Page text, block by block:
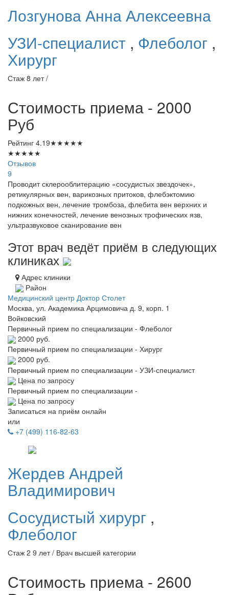
ЛозгуноваАнна Алексеевна
УЗИ-специалист , Флеболог ,
Хирург
Стаж 8 лет /
Стоимость приема - 2000
Руб
Рейтинг 4.19★★★★★
★★★★★
Отзывов
9
Проводит склерооблитерацию «сосудистых звездочек»,
ретикулярных вен, варикозных притоков, флебэктомию
подкожных вен, лечение тромбоза, флебита вен верхних и
нижних конечностей, лечение венозных трофических язв,
ультразвуковое сканирование вен
Этот врач ведёт приём в следующих
клиниках
Адрес клиники
Район
Медицинский центр Доктор Столет
Москва, ул. Академика Арцимовича д. 9, корп. 1
Войковский
Первичный прием по специализации - Флеболог
2000 руб.
Первичный прием по специализации - Хирург
2000 руб.
Первичный прием по специализации - УЗИ-специалист
Цена по запросу
Первичный прием по специализации -
Цена по запросу
Записаться на приём онлайн
или
+7 (499) 116-82-63
Жердев Андрей
Владимирович
Сосудистый хирург ,
Флеболог
Стаж 2 9 лет / Врач высшей категории
Стоимость приема - 2600